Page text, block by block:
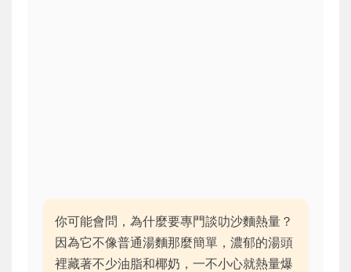
你可能會問，為什麼要專門談叻沙麵熱量？
因為它不像普通湯麵那麼簡單，濃郁的湯頭
裡藏著不少油脂和椰奶，一不小心就熱量爆